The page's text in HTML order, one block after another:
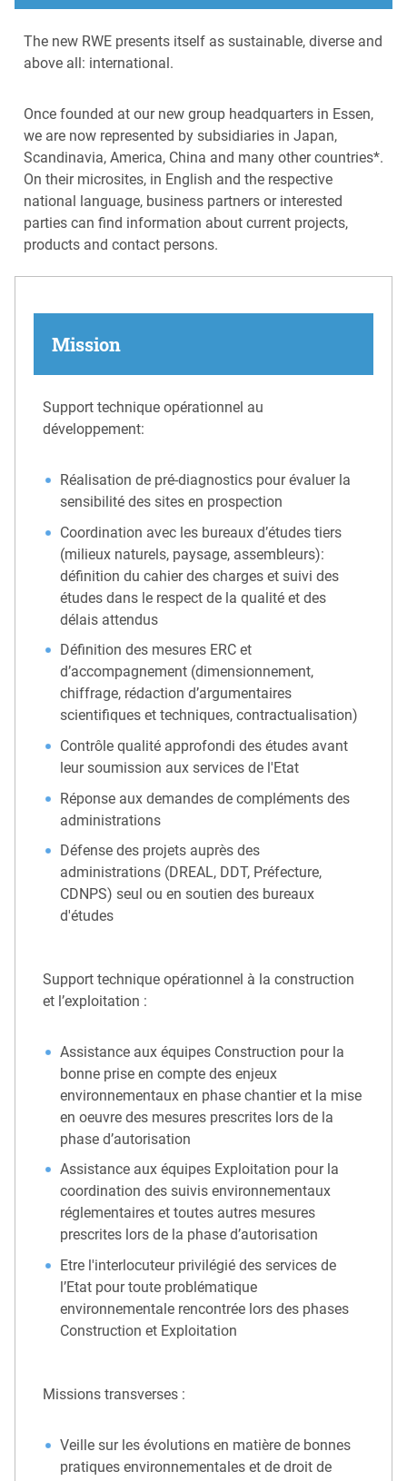
The new RWE presents itself as sustainable, diverse and
above all: international.
Once founded at our new group headquarters in Essen,
we are now represented by subsidiaries in Japan,
Scandinavia, America, China and many other countries*.
On their microsites, in English and the respective
national language, business partners or interested
parties can find information about current projects,
products and contact persons.
Mission
Support technique opérationnel au
développement:
Réalisation de pré-diagnostics pour évaluer la
sensibilité des sites en prospection
Coordination avec les bureaux d’études tiers
(milieux naturels, paysage, assembleurs):
définition du cahier des charges et suivi des
études dans le respect de la qualité et des
délais attendus
Définition des mesures ERC et
d’accompagnement (dimensionnement,
chiffrage, rédaction d’argumentaires
scientifiques et techniques, contractualisation)
Contrôle qualité approfondi des études avant
leur soumission aux services de l'Etat
Réponse aux demandes de compléments des
administrations
Défense des projets auprès des
administrations (DREAL, DDT, Préfecture,
CDNPS) seul ou en soutien des bureaux
d'études
Support technique opérationnel à la construction
et l’exploitation :
Assistance aux équipes Construction pour la
bonne prise en compte des enjeux
environnementaux en phase chantier et la mise
en oeuvre des mesures prescrites lors de la
phase d’autorisation
Assistance aux équipes Exploitation pour la
coordination des suivis environnementaux
réglementaires et toutes autres mesures
prescrites lors de la phase d’autorisation
Etre l'interlocuteur privilégié des services de
l’Etat pour toute problématique
environnementale rencontrée lors des phases
Construction et Exploitation
Missions transverses :
Veille sur les évolutions en matière de bonnes
pratiques environnementales et de droit de